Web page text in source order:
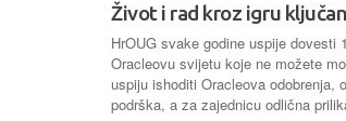
Život i rad kroz igru
HrOUG svake godine uspije dovesti
Oracleovu svijetu koje ne možete
uspiju ishoditi Oracleova odobrenja,
podrška, a za zajednicu odlična